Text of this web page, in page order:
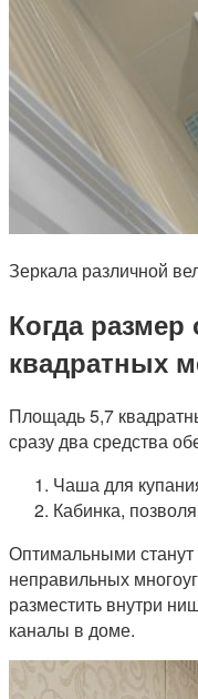
Зеркала различной
Когда размер
квадратных
Площадь 5,7
сразу два средства
Чаша для
Кабинка,
Оптимальными
неправильных
разместить внутри
каналы в доме.